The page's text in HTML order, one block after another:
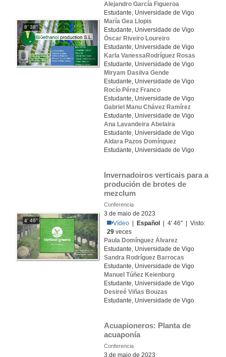
8' 38''
Alejandro García Figueroa
Estudante, Universidade de Vigo
María Gea Llopis
Estudante, Universidade de Vigo
Óscar Riveiro Loureiro
Estudante, Universidade de Vigo
Karla VanessaRodríguez Rosas
Estudante, Universidade de Vigo
Miryam Dasilva Gende
Estudante, Universidade de Vigo
Rocío Pérez Franco
Estudante, Universidade de Vigo
Gabriel Manu Chávez Ramírez
Estudante, Universidade de Vigo
Ana Lavandeira Abelaira
Estudante, Universidade de Vigo
Aldara Pazos Domínguez
Estudante, Universidade de Vigo
4' 46''
Invernadoiros verticais para a
produción de brotes de
mezclum
Conferencia
3 de maio de 2023
Vídeo
Español
| 4' 46'' | Visto:
29 veces
Paula Domínguez Álvarez
Estudante, Universidade de Vigo
Sandra Rodríguez Barrocas
Estudante, Universidade de Vigo
Manuel Túñez Keienburg
Estudante, Universidade de Vigo
Desireé Viñas Bouzas
Estudante, Universidade de Vigo
Acuapioneros: Planta de
acuaponía
Conferencia
3 de maio de 2023